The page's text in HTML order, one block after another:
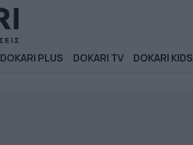
DOKARI PLUS DOKARI TV DOKARI KIDS